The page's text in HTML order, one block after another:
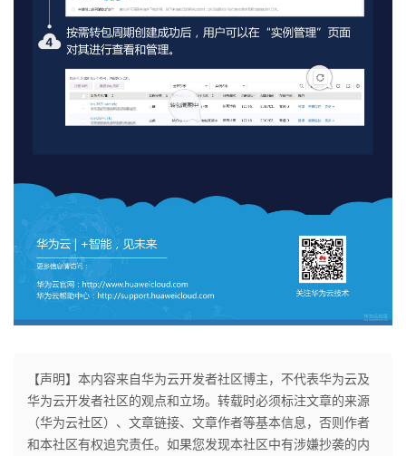
【声明】本内容来自华为云开发者社区博主，不代表华为云及
华为云开发者社区的观点和立场。转载时必须标注文章的来源
（华为云社区）、文章链接、文章作者等基本信息，否则作者
和本社区有权追究责任。如果您发现本社区中有涉嫌抄袭的内